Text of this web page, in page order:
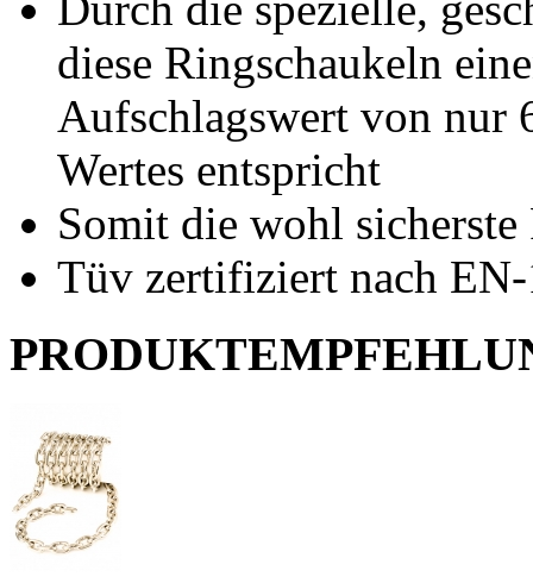
diese Ringschaukeln
Aufschlagswert von nur
Wertes entspricht
Somit die wohl
Tüv zertifiziert nach